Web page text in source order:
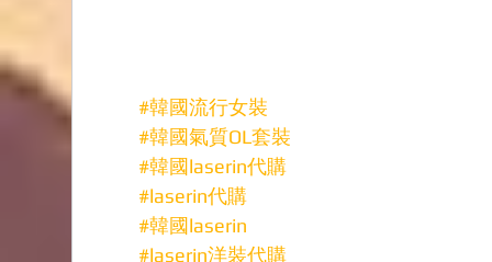
#韓國流行女裝
#韓國氣質OL套裝
#韓國laserin代購
#laserin代購
#韓國laserin
#laserin洋裝代購